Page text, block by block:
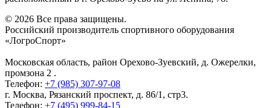
© 2026 Все права защищены.
Российский производитель спортивного оборудования
«ЛогроСпорт»
Московская область, район Орехово-Зуевский, д. Ожерелки,
промзона 2 .
Телефон: +7 (985) 307-97-08
г. Москва, Рязанский проспект, д. 86/1, стр3.
Телефон: +7 (495) 999-84-15